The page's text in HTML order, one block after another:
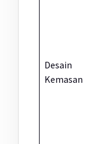
Desain
Kemasan